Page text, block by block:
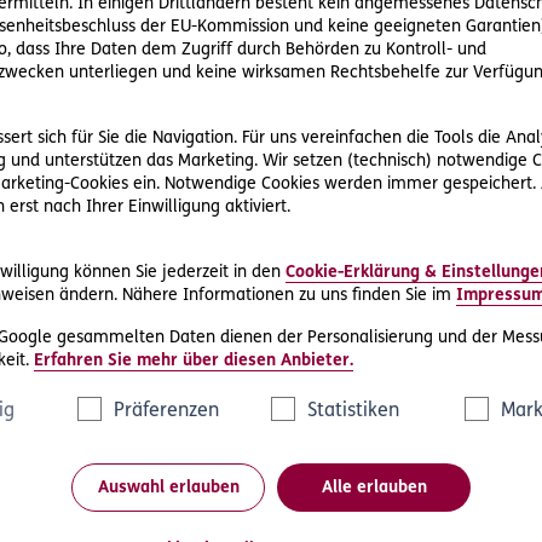
In einigen Drittländern besteht kein angemessenes
der EU-Kommission und keine geeigneten
dass Ihre Daten dem Zugriff durch Behörden zu Kontroll- und
unterliegen und keine wirksamen Rechtsbehelfe zur
sich für Sie die Navigation. Für uns vereinfachen die Tools die
und unterstützen das Marketing. Wir setzen (technisch) notwendige
Cookies ein. Notwendige Cookies werden immer
erst nach Ihrer Einwilligung aktiviert.
können Sie jederzeit in den Cookie-Erklärung &
ändern. Nähere Informationen zu uns finden Sie im
gesammelten Daten dienen der Personalisierung und der
Erfahren Sie mehr über diesen Anbieter.
Präferenzen Statistiken
Auswahl erlauben Alle erlauben
S. Abwechslung bei Herrn G. Herr S. kommt seiner
schwer: Er leidet an Depression, kann seiner Arbeit nicht
von seinem Nebenbuhler G.
Ehepartner für Gesundheitsbeeinträchtigungen haftet,
der Dritte umso weniger, zumal ihn aus dem
Ehepartner in der Hand, die Ehe und den Leidungszustand,
entsteht, zu beenden (siehe auch 6 Ob 124/02g).